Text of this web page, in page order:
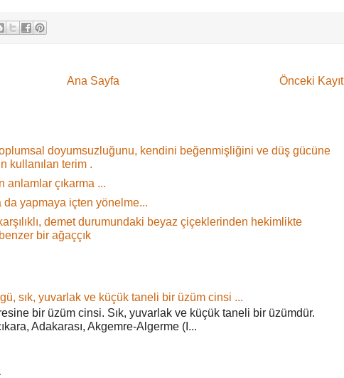
Önceki Kayıt
Ana Sayfa
doyumsuzluğunu, kendini beğenmişliğini ve düş gücüne
kullanılan terim .
anlamlar çıkarma ...
yapmaya içten yönelme...
demet durumundaki beyaz çiçeklerinden hekimlikte
bir ağaççık
sık, yuvarlak ve küçük taneli bir üzüm cinsi ...
bir üzüm cinsi. Sık, yuvarlak ve küçük taneli bir üzümdür.
Adakarası, Akgemre-Algerme (I...